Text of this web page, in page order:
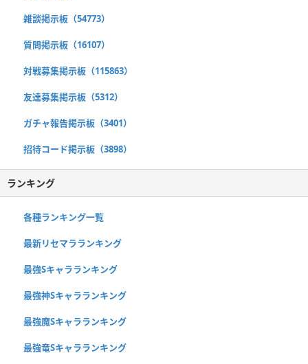
雑談掲示板（54773）
質問掲示板（16107）
対戦募集掲示板（115863）
友達募集掲示板（5312）
ガチャ報告掲示板（3401）
招待コード掲示板（3898）
ランキング
各種ランキング一覧
最新リセマラランキング
最強Sキャラランキング
最強神Sキャラランキング
最強魔Sキャラランキング
最強竜Sキャラランキング